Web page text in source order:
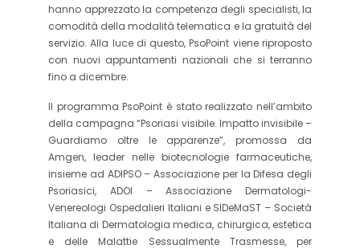
hanno apprezzato la competenza degli specialisti, la
comodità della modalità telematica e la gratuità del
servizio. Alla luce di questo, PsoPoint viene riproposto
con nuovi appuntamenti nazionali che si terranno
fino a dicembre.
Il programma PsoPoint è stato realizzato nell’ambito
della campagna “Psoriasi visibile. Impatto invisibile –
Guardiamo oltre le apparenze”, promossa da
Amgen, leader nelle biotecnologie farmaceutiche,
insieme ad ADIPSO – Associazione per la Difesa degli
Psoriasici, ADOI – Associazione Dermatologi-
Venereologi Ospedalieri Italiani e SIDeMaST – Società
Italiana di Dermatologia medica, chirurgica, estetica
e delle Malattie Sessualmente Trasmesse, per